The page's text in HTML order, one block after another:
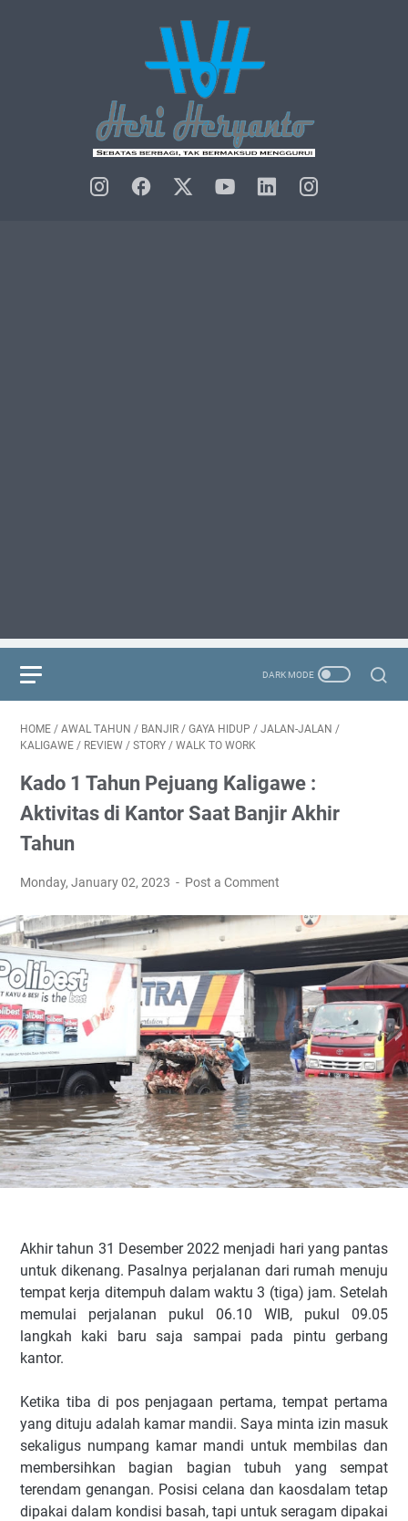
HOME / AWAL TAHUN / BANJIR / GAYA HIDUP / JALAN-JALAN /
KALIGAWE / REVIEW / STORY / WALK TO WORK
Kado 1 Tahun Pejuang Kaligawe :
Aktivitas di Kantor Saat Banjir Akhir
Tahun
Monday, January 02, 2023 Post a Comment
Akhir tahun 31 Desember 2022 menjadi hari yang pantas
untuk dikenang. Pasalnya perjalanan dari rumah menuju
tempat kerja ditempuh dalam waktu 3 (tiga) jam. Setelah
memulai perjalanan pukul 06.10 WIB, pukul 09.05
langkah kaki baru saja sampai pada pintu gerbang
kantor.
Ketika tiba di pos penjagaan pertama, tempat pertama
yang dituju adalah kamar mandii. Saya minta izin masuk
sekaligus numpang kamar mandi untuk membilas dan
membersihkan bagian bagian tubuh yang sempat
terendam genangan. Posisi celana dan kaosdalam tetap
dipakai dalam kondisi basah, tapi untuk seragam dipakai